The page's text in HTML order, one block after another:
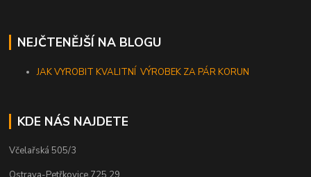
NEJČTENĚJŠÍ NA BLOGU
JAK VYROBIT KVALITNÍ VÝROBEK ZA PÁR KORUN
KDE NÁS NAJDETE
Včelařská 505/3